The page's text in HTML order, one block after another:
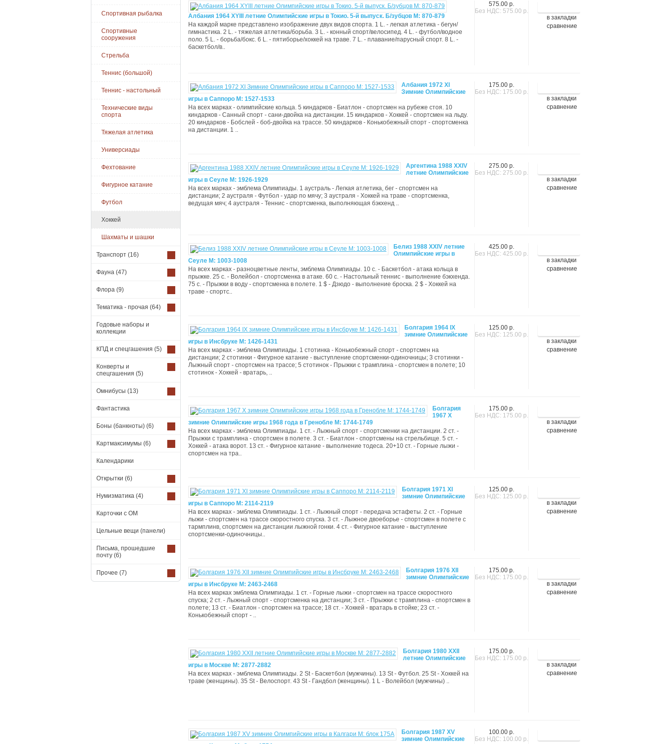
Спортивная рыбалка
Спортивные
сооружения
Стрельба
Теннис (большой)
Теннис - настольный
Технические виды
спорта
Тяжелая атлетика
Универсиады
Фехтование
Фигурное катание
Футбол
Хоккей
Шахматы и шашки
Транспорт (16)
Фауна (47)
Флора (9)
Тематика - прочая (64)
Годовые наборы и
коллекции
КПД и спецгашения (5)
Конверты и
спецгашения (5)
Омнибусы (13)
Фантастика
Боны (банкноты) (6)
Картмаксимумы (6)
Календарики
Открытки (6)
Нумизматика (4)
Карточки с ОМ
Цельные вещи (панели)
Письма, прошедшие
почту (6)
Прочее (7)
в закладки
сравнение
575.00 р.
Без НДС: 575.00 р.
Албания 1964 XYIII летние Олимпийские игры в Токио. 5-й выпуск. Б/зубцов М: 870-879
На каждой марке представлено изображение двух видов спорта. 1 L. - легкая атлетика - бегун/
гимнастика. 2 L. - тяжелая атлетика/борьба. 3 L. - конный спорт/велосипед. 4 L. - футбол/водное
поло. 5 L. - борьба/бокс. 6 L. - пятиборье/хоккей на траве. 7 L. - плавание/парусный спорт. 8 L. -
баскетбол/в..
в закладки
сравнение
175.00 р.
Без НДС: 175.00 р.
Албания 1972 XI
Зимние Олимпийские
игры в Саппоро М: 1527-1533
На всех марках - олимпийские кольца. 5 киндарков - Биатлон - спортсмен на рубеже стоя. 10
киндарков - Санный спорт - сани-двойка на дистанции. 15 киндарков - Хоккей - спортсмен на льду.
20 киндарков - Бобслей - боб-двойка на трассе. 50 киндарков - Конькобежный спорт - спортсменка
на дистанции. 1 ..
в закладки
сравнение
275.00 р.
Без НДС: 275.00 р.
Аргентина 1988 XXIV
летние Олимпийские
игры в Сеуле М: 1926-1929
На всех марках - эмблема Олимпиады. 1 аустраль - Легкая атлетика, бег - спортсмен на
дистанции; 2 аустраля - Футбол - удар по мячу; 3 аустраля - Хоккей на траве - спортсменка,
ведущая мяч; 4 аустраля - Теннис - спортсменка, выполняющая бэкхенд ..
в закладки
сравнение
425.00 р.
Без НДС: 425.00 р.
Белиз 1988 XXIV летние
Олимпийские игры в
Сеуле М: 1003-1008
На всех марках - разноцветные ленты, эмблема Олимпиады. 10 с. - Баскетбол - атака кольца в
прыжке. 25 с. - Волейбол - спортсменка в атаке. 60 с. - Настольный теннис - выполнение бэкхенда.
75 с. - Прыжки в воду - спортсменка в полете. 1 $ - Дзюдо - выполнение броска. 2 $ - Хоккей на
траве - спортс..
в закладки
сравнение
125.00 р.
Без НДС: 125.00 р.
Болгария 1964 IX
зимние Олимпийские
игры в Инсбруке М: 1426-1431
На всех марках - эмблема Олимпиады. 1 стотинка - Конькобежный спорт - спортсмен на
дистанции; 2 стотинки - Фигурное катание - выступление спортсменки-одиночницы; 3 стотинки -
Лыжный спорт - спортсмен на трассе; 5 стотинок - Прыжки с трамплина - спортсмен в полете; 10
стотинок - Хоккей - вратарь, ..
в закладки
сравнение
175.00 р.
Без НДС: 175.00 р.
Болгария
1967 X
зимние Олимпийские игры 1968 года в Гренобле M: 1744-1749
На всех марках - эмблема Олимпиады. 1 ст. - Лыжный спорт - спортсменки на дистанции. 2 ст. -
Прыжки с трамплина - спортсмен в полете. 3 ст. - Биатлон - спортсмены на стрельбище. 5 ст. -
Хоккей - атака ворот. 13 ст. - Фигурное катание - выполнение тодеса. 20+10 ст. - Горные лыжи -
спортсмен на тра..
в закладки
сравнение
125.00 р.
Без НДС: 125.00 р.
Болгария 1971 ХI
зимние Олимпийские
игры в Саппоро М: 2114-2119
На всех марках - эмблема Олимпиады. 1 ст. - Лыжный спорт - передача эстафеты. 2 ст. - Горные
лыжи - спортсмен на трассе скоростного спуска. 3 ст. - Лыжное двоеборье - спортсмен в полете с
тармплинв, спортсмен на дистанции лыжной гонки. 4 ст. - Фигурное катание - выступление
спортсменки-одиночницы..
в закладки
сравнение
175.00 р.
Без НДС: 175.00 р.
Болгария 1976 XII
зимние Олимпийские
игры в Инсбруке М: 2463-2468
На всех марках эмблема Олимпиады. 1 ст. - Горные лыжи - спортсмен на трассе скоростного
спуска; 2 ст. - Лыжный спорт - спортсменка на дистанции; 3 ст. - Прыжки с трамплина - спортсмен в
полете; 13 ст. - Биатлон - спортсмен на трассе; 18 ст. - Хоккей - вратарь в стойке; 23 ст. -
Конькобежный спорт - ..
в закладки
сравнение
175.00 р.
Без НДС: 175.00 р.
Болгария 1980 XXII
летние Олимпийские
игры в Москве М: 2877-2882
На всех марках - эмблема Олимпиады. 2 St - Баскетбол (мужчины). 13 St - Футбол. 25 St - Хоккей на
траве (женщины). 35 St - Велоспорт. 43 St - Гандбол (женщины). 1 L - Волейбол (мужчины) ..
100.00 р.
Без НДС: 100.00 р.
Болгария 1987 XV
зимние Олимпийские